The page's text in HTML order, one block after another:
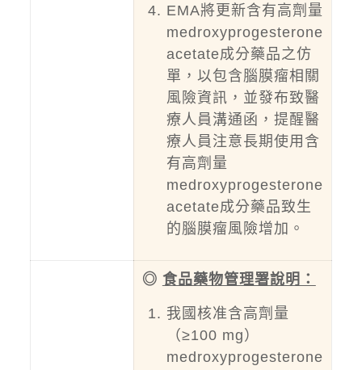
EMA將更新含有高劑量
medroxyprogesterone
acetate成分藥品之仿
單，以包含腦膜瘤相關
風險資訊，並發布致醫
療人員溝通函，提醒醫
療人員注意長期使用含
有高劑量
medroxyprogesterone
acetate成分藥品致生
的腦膜瘤風險增加。
◎ 食品藥物管理署說明：
我國核准含高劑量
（≥100 mg）
medroxyprogesterone